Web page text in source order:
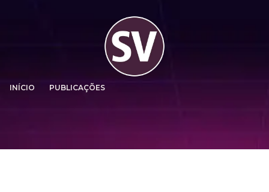
INÍCIO PUBLICAÇÕES